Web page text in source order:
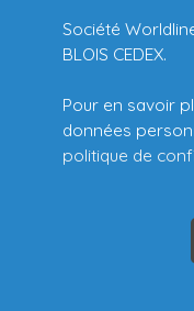
Société
BLOIS CEDEX.
Pour en savoir
données
politique de